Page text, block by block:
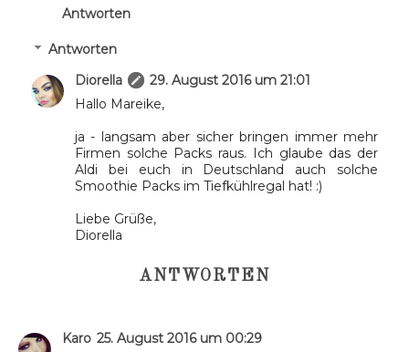
Antworten
Antworten
Diorella
29. August 2016 um 21:01
Hallo Mareike,
ja - langsam aber sicher bringen immer mehr
Firmen solche Packs raus. Ich glaube das der
Aldi bei euch in Deutschland auch solche
Smoothie Packs im Tiefkühlregal hat! :)
Liebe Grüße,
Diorella
ANTWORTEN
Karo 25. August 2016 um 00:29